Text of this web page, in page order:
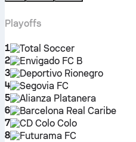
Playoffs
1 Total Soccer
2
Envigado FC B
3
Deportivo Rionegro
4
Segovia FC
5
Alianza Platanera
6
Barcelona Real Caribe
7
CD Colo Colo
8
Futurama FC